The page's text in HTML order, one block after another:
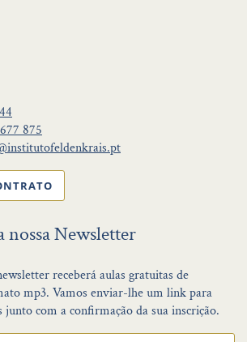
875
nossa Newsletter
receberá aulas gratuitas de
mp3. Vamos enviar-lhe um link para
junto com a confirmação da sua inscrição.